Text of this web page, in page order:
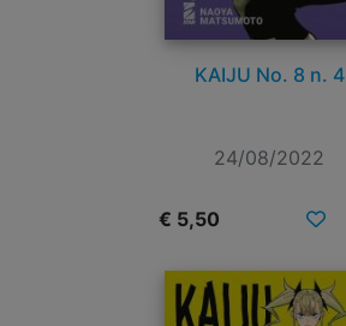
KAIJU No. 8 n. 4
24/08/2022
€ 5,50